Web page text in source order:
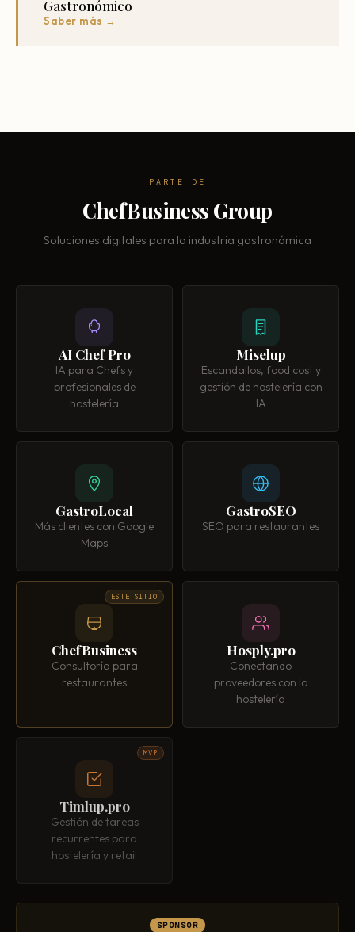
Gastronómico
Saber más →
PARTE DE
ChefBusiness Group
Soluciones digitales para la industria gastronómica
AI Chef Pro
IA para Chefs y
profesionales de
hostelería
Miselup
Escandallos, food cost y
gestión de hostelería con
IA
GastroLocal
Más clientes con Google
Maps
GastroSEO
SEO para restaurantes
ChefBusiness
Consultoría para
restaurantes
ESTE SITIO
Hosply.pro
Conectando
proveedores con la
hostelería
Timlup.pro
Gestión de tareas
recurrentes para
hostelería y retail
MVP
SPONSOR